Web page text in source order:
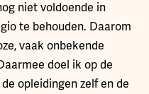
niet voldoende in
te behouden. Daarom
vaak onbekende
doel ik op de
opleidingen zelf en de